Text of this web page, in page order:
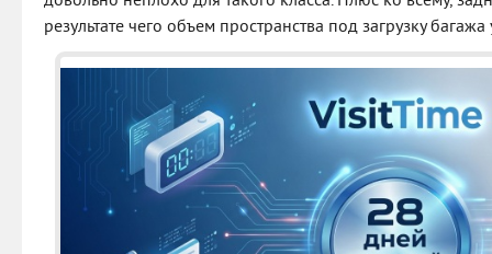
результате чего объем пространства под загрузку